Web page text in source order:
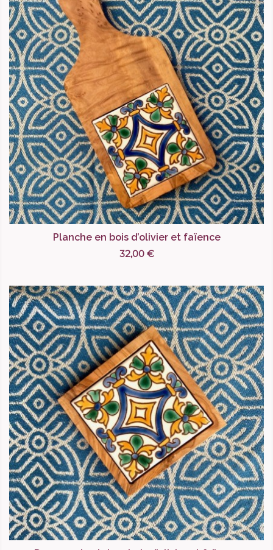
Planche en bois d’olivier et faïence
32,00 €